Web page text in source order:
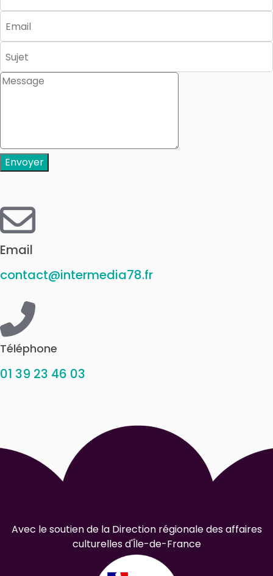
Envoyer
Email
contact@intermedia78.fr
Téléphone
01 39 23 46 03
Avec le soutien de la Direction régionale des affaires
culturelles d'Île-de-France